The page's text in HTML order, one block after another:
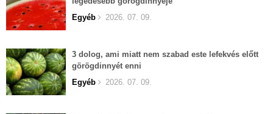
Egyéb
2026. 07. 09.
3 dolog, ami miatt nem szabad este lefekvés előtt
görögdinnyét enni
Egyéb
2026. 07. 09.